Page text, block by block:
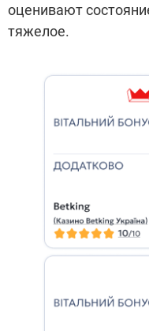
оценивают
тяжелое.